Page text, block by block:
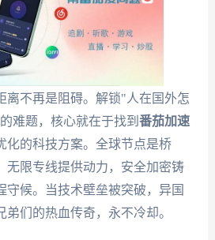
离不再是阻碍。解锁"人在国外怎
难题，核心就在于找到 番茄加速
化的科技方案。全球节点是桥
无限专线提供动力，安全加密铸
守候。当技术壁垒被突破，异国
们的热血传奇，永不冷却。